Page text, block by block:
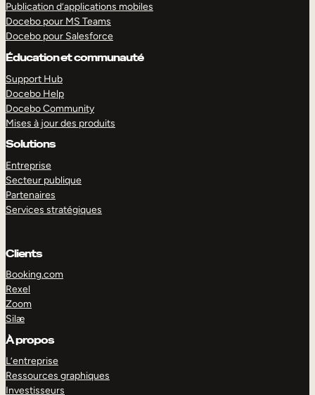
Publication d’applications mobiles
Docebo pour MS Teams
Docebo pour Salesforce
Éducation et communauté
Support Hub
Docebo Help
Docebo Community
Mises à jour des produits
Solutions
Entreprise
Secteur publique
Partenaires
Services stratégiques
Clients
Booking.com
Rexel
Zoom
Silæ
À propos
L’entreprise
Ressources graphiques
Investisseurs